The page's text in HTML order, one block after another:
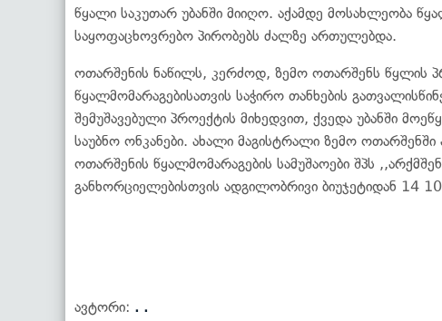
წყალი საკუთარ უბანში მიიღო. აქამდე მოსახლეობა
საყოფაცხოვრებო პირობებს ძალზე ართულებდა.
ოთარშენის ნაწილს, კერძოდ, ზემო ოთარშენს წყლის
წყალმომარაგებისათვის საჭირო თანხების
შემუშავებული პროექტის მიხედვით, ქვედა უბანში
საუბნო ონკანები. ახალი მაგისტრალი ზემო
ოთარშენის წყალმომარაგების სამუშაოები შპს
განხორციელებისთვის ადგილობრივი ბიუჯეტიდან 14
ავტორი: . .